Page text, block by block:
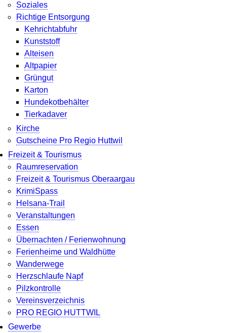
Soziales
Richtige Entsorgung
Kehrichtabfuhr
Kunststoff
Alteisen
Altpapier
Grüngut
Karton
Hundekotbehälter
Tierkadaver
Kirche
Gutscheine Pro Regio Huttwil
Freizeit & Tourismus
Raumreservation
Freizeit & Tourismus Oberaargau
KrimiSpass
Helsana-Trail
Veranstaltungen
Essen
Übernachten / Ferienwohnung
Ferienheime und Waldhütte
Wanderwege
Herzschlaufe Napf
Pilzkontrolle
Vereinsverzeichnis
PRO REGIO HUTTWIL
Gewerbe